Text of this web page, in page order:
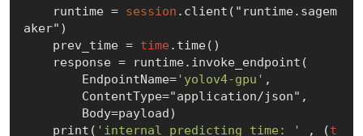
    runtime =
session .client("runtime.sagem
aker")
    prev_time =
time .time()
        EndpointName=
'yolov4-gpu' ,
    print(
'internal predicting time: ' , (t